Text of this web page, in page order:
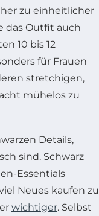
zu einheitlicher
das Outfit auch
10 bis 12
für Frauen
stretchigen,
mühelos zu
Details,
sind. Schwarz
Essentials
Neues kaufen zu
wichtiger. Selbst